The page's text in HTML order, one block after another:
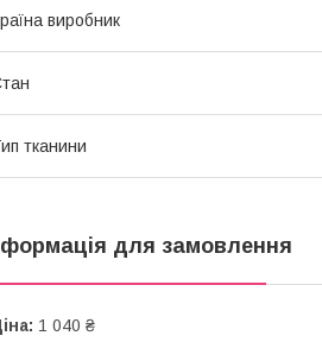
виробник
тканини
для замовлення
1 040 ₴